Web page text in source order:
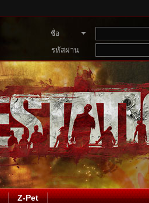
ชื่อ
สมาชิก
รหัสผ่าน
Z-Pet